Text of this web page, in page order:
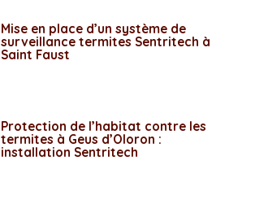
Mise en place d’un système de
surveillance termites Sentritech à
Saint Faust
Protection de l’habitat contre les
termites à Geus d’Oloron :
installation Sentritech